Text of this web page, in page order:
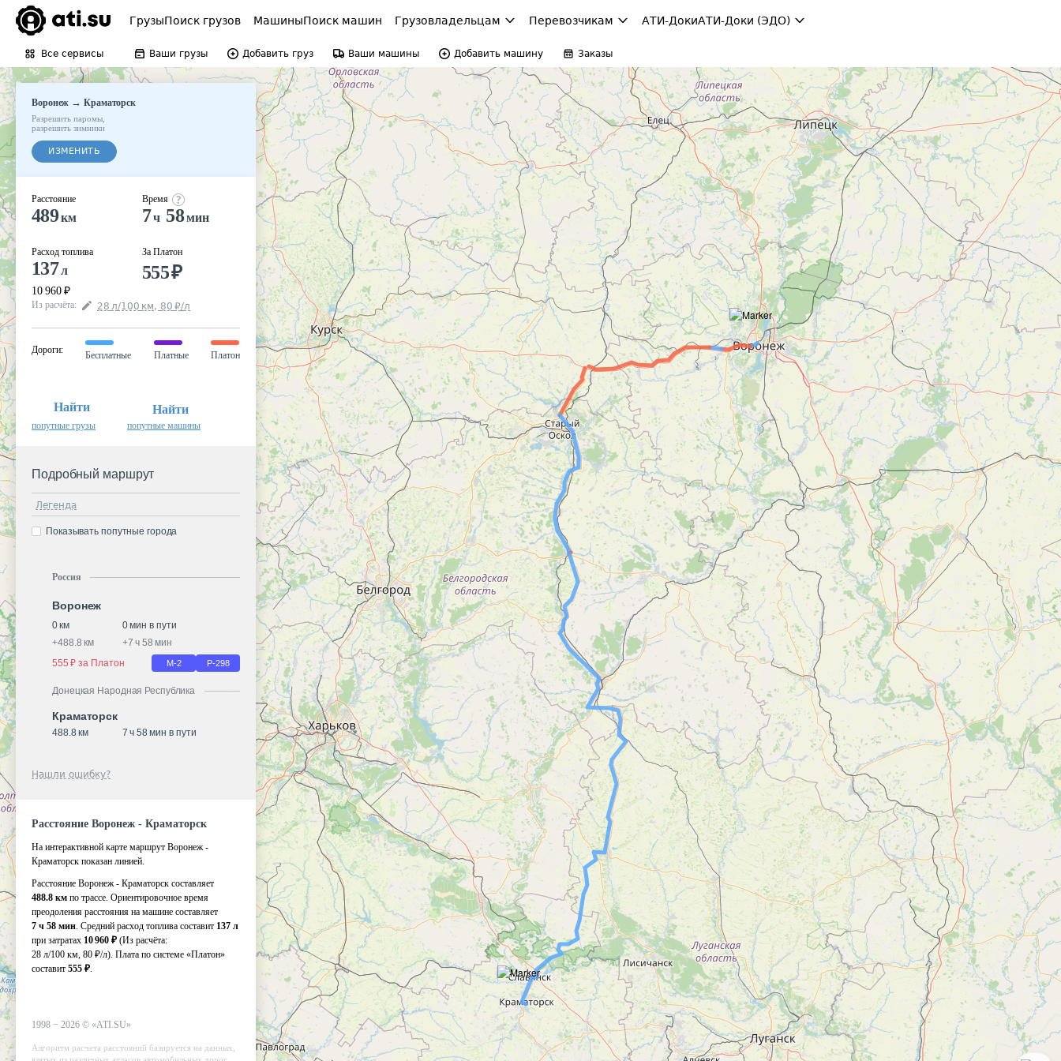
ГрузыПоиск грузов МашиныПоиск машин Грузовладельцам Перевозчикам АТИ-ДокиАТИ-Доки (ЭДО)
Все сервисы Ваши грузы Добавить груз Ваши машины Добавить машину Заказы
Воронеж →Краматорск
Разрешить паромы
разрешить зимники
ИЗМЕНИТЬ
Расстояние
489км
Расход топлива
137л
10 960 ₽
Время
7ч 58мин
За Платон
555₽
Из расчёта: 28 л/100 км, 80 ₽/л
Дороги:
Бесплатные Платные Платон
Найти
попутные грузы
Найти
попутные машины
Подробный маршрут
Легенда
Показывать попутные города
Россия
Воронеж
0 км
0 мин в пути
+488.8 км +7 ч 58 мин
555 ₽ за Платон
М-2 Р-298
Донецкая Народная Республика
Краматорск
488.8 км 7 ч 58 мин в пути
Нашли ошибку?
Расстояние Воронеж - Краматорск
На интерактивной карте маршрут Воронеж -
Краматорск показан линией.
Расстояние Воронеж - Краматорск составляет
488.8 км по трассе. Ориентировочное время
преодоления расстояния на машине составляет
7 ч 58 мин. Средний расход топлива составит 137 л
при затратах 10 960 ₽ (Из расчёта:
28 л/100 км, 80 ₽/л). Плата по системе «Платон»
составит 555 ₽.
1998 − 2026 © «ATI.SU»
Алгоритм расчета расстояний базируется на данных,